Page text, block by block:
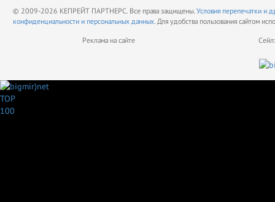
© 2009-2026 КЕПРЕЙТ ПАРТНЕРС. Все права защищены. Условия перепечатки и
конфиденциальности и персональных данных. Для удобства пользования сайтом
Реклама на сайте